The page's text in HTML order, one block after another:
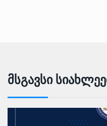
Მსგავსი